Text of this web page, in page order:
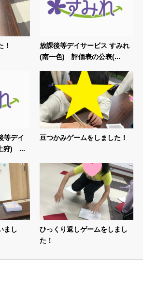
！
放課後等デイサービス すみれ
(南一色) 評価表の公表(...
等デイ
狩) ...
豆つかみゲームをしました！
まし
ひっくり返しゲームをしまし
た！